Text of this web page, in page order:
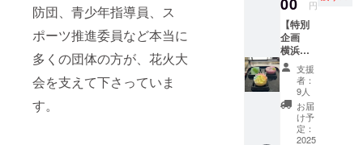
防団、青少年指導員、ス
ポーツ推進委員など本当に
多くの団体の方が、花火大
会を支えて下さっていま
す。
き、花火大
会の思い出
話も数多く
耳にしま
す。
地域の
人々に長い
色な
ど、金
沢区の
昔と今
の風景
が交差
しま
す。美
しく迫
力満点
沢区内
を中心
に魅力
的な街
歩きガ
イドを
行って
いるガ
イド協
会の９
月から
円
【特別
企画
横浜紅
谷の和
菓子づ
くり体
験】 金
沢区で
根強い
人気の
支援
者：
9人
お届
け予
定：
2025